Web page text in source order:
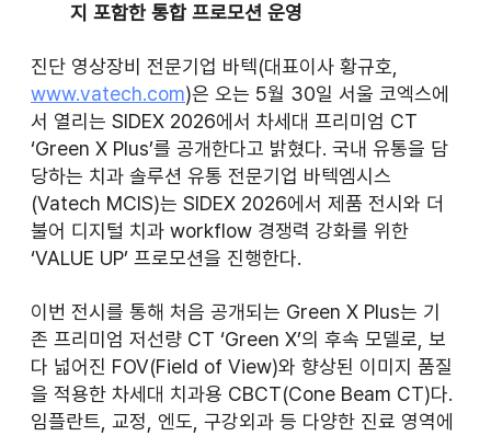
지 포함한 통합 프로모션 운영
진단 영상장비 전문기업 바텍(대표이사 황규호,
www.vatech.com)은 오는 5월 30일 서울 코엑스에
서 열리는 SIDEX 2026에서 차세대 프리미엄 CT
‘Green X Plus’를 공개한다고 밝혔다. 국내 유통을 담
당하는 치과 솔루션 유통 전문기업 바텍엠시스
(Vatech MCIS)는 SIDEX 2026에서 제품 전시와 더
불어 디지털 치과 workflow 경쟁력 강화를 위한
‘VALUE UP’ 프로모션을 진행한다.
이번 전시를 통해 처음 공개되는 Green X Plus는 기
존 프리미엄 저선량 CT ‘Green X’의 후속 모델로, 보
다 넓어진 FOV(Field of View)와 향상된 이미지 품질
을 적용한 차세대 치과용 CBCT(Cone Beam CT)다.
임플란트, 교정, 엔도, 구강외과 등 다양한 진료 영역에